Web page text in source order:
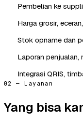
Pembelian ke
Harga grosir,
Stok opname dan
Laporan penjualan,
Integrasi QRIS,
02 — Layanan
Yang bisa